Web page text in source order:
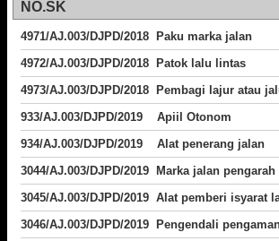
NO.SK
4971/AJ.003/DJPD/2018 Paku marka jalan
4972/AJ.003/DJPD/2018 Patok lalu lintas
4973/AJ.003/DJPD/2018
Pembagi lajur atau
933/AJ.003/DJPD/2019 Apiil Otonom
934/AJ.003/DJPD/2019 Alat penerang jalan
3044/AJ.003/DJPD/2019 Marka jalan
3045/AJ.003/DJPD/2019 Alat pemberi isyarat
3046/AJ.003/DJPD/2019 Pengendali